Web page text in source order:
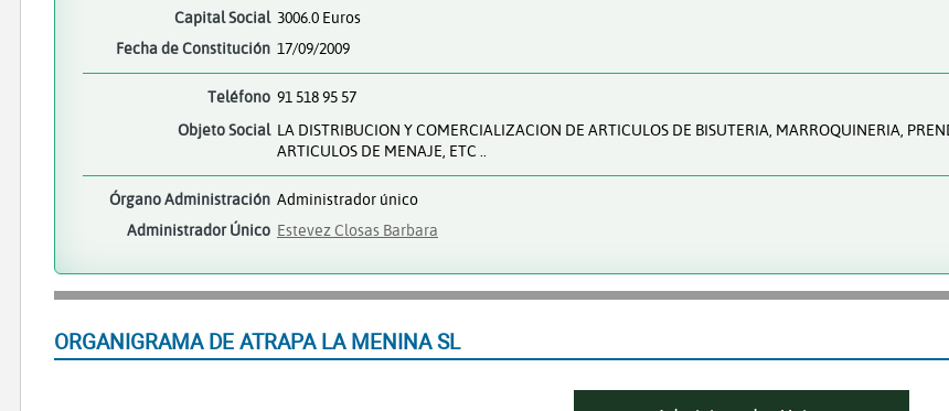
Capital Social 3006.0 Euros
Fecha de Constitución 17/09/2009
Teléfono 91 518 95 57
Objeto Social LA DISTRIBUCION Y COMERCIALIZACION DE ARTICULOS DE BISUTERIA, MARROQUINERIA,
ARTICULOS DE MENAJE, ETC ..
Órgano Administración Administrador único
Administrador Único Estevez Closas Barbara
ORGANIGRAMA DE ATRAPA LA MENINA SL